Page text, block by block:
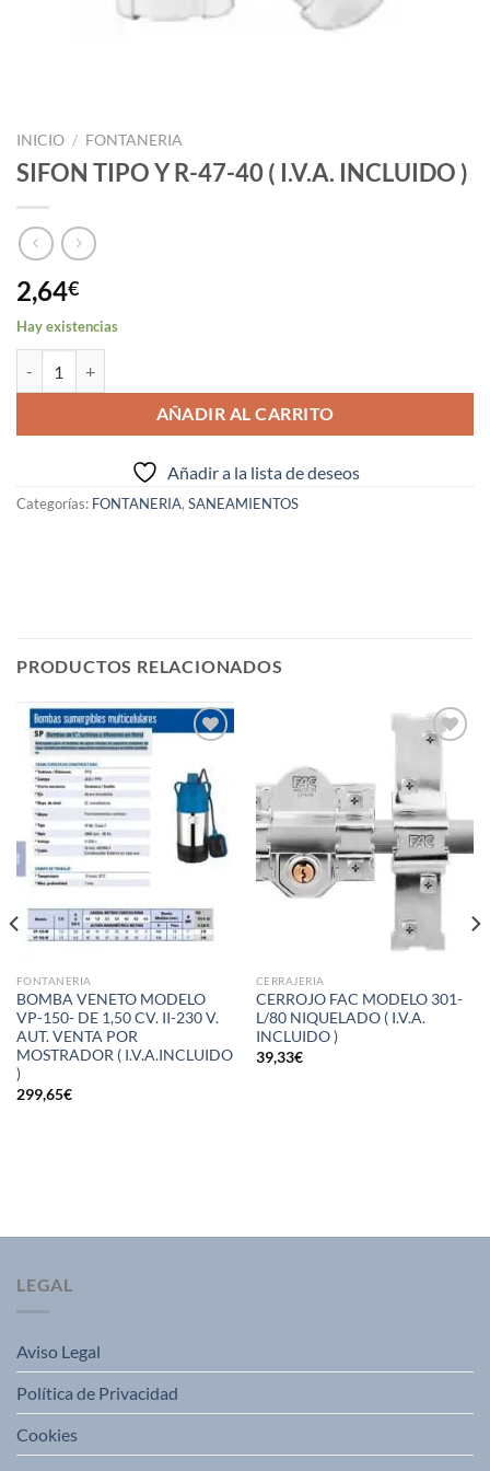
INICIO / FONTANERIA
SIFON TIPO Y R-47-40 ( I.V.A. INCLUIDO )
2,64€
Hay existencias
AÑADIR AL CARRITO
Añadir a la lista de deseos
Categorías: FONTANERIA, SANEAMIENTOS
PRODUCTOS RELACIONADOS
a la
lista de
deseos
FONTANERIA
BOMBA VENETO MODELO
VP-150- DE 1,50 CV. II-230 V.
AUT. VENTA POR
MOSTRADOR ( I.V.A.INCLUIDO
)
299,65€
lista de
CERRAJERIA
CERROJO FAC MODELO 301-
L/80 NIQUELADO ( I.V.A.
INCLUIDO )
39,33€
LEGAL
Aviso Legal
Política de Privacidad
Cookies